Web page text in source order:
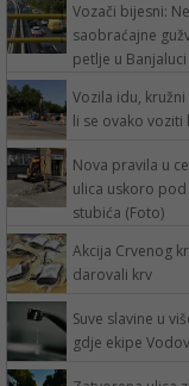
Vozači bijesni:
saobraćajne
petlje u Banjaluci
Vozila idu,
li se ovako voziti
Nova pravila u
ulica uskoro
stubića (Foto)
Akcija Crvenog
darovali krv
Suve slavine u
gdje ekipe